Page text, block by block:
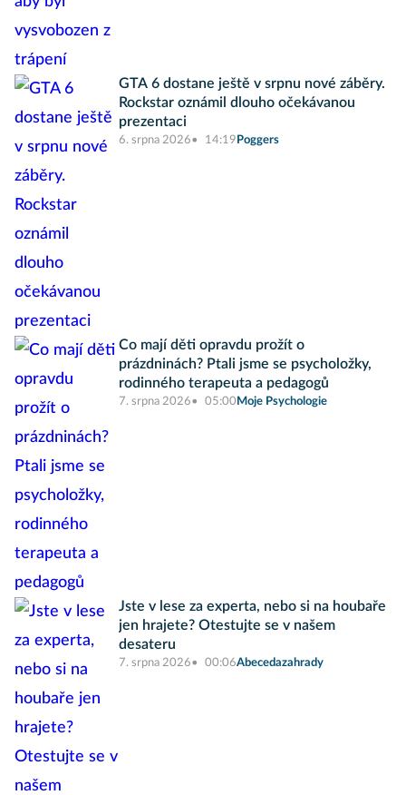
GTA 6 dostane ještě v srpnu nové záběry.
Rockstar oznámil dlouho očekávanou
prezentaci
6. srpna 2026 14:19 Poggers
Co mají děti opravdu prožít o
prázdninách? Ptali jsme se psycholožky,
rodinného terapeuta a pedagogů
7. srpna 2026 05:00 Moje Psychologie
Jste v lese za experta, nebo si na houbaře
jen hrajete? Otestujte se v našem
desateru
7. srpna 2026 00:06Abecedazahrady